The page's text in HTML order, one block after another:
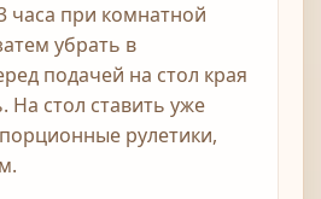
часа при комнатной
убрать в
подачей на стол края
На стол ставить уже
рулетики,